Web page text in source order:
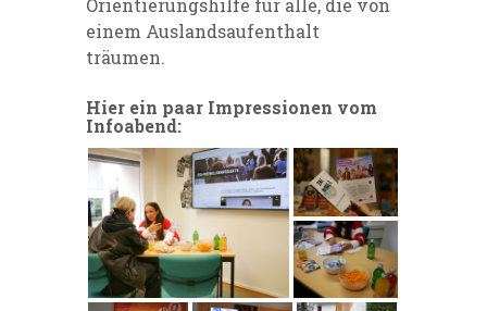
einem Auslandsaufenthalt
träumen.
Hier ein paar Impressionen vom
Infoabend: